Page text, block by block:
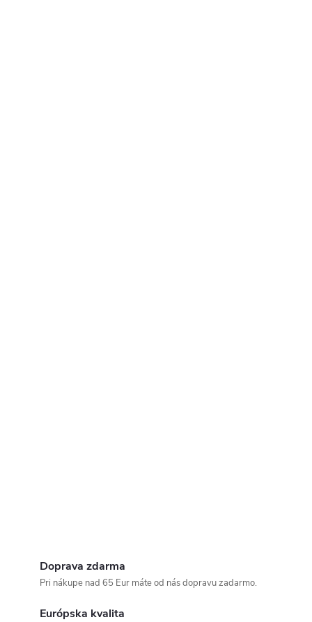
Doprava zdarma
Pri nákupe nad 65 Eur máte od nás dopravu zadarmo.
Európska kvalita